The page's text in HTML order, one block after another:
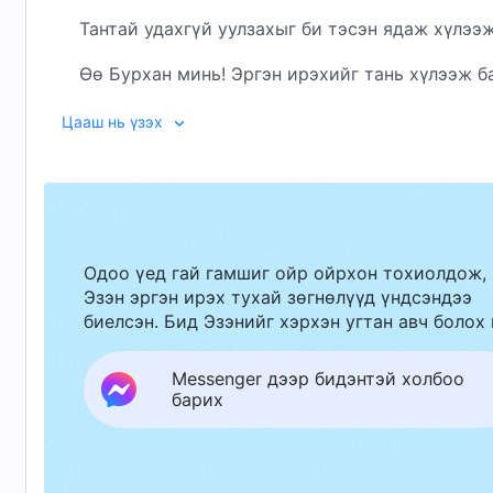
Тантай удахгүй уулзахыг би тэсэн ядаж
Өө Бурхан минь! Эргэн ирэхийг тань хүлээж
Намайг битгий орхиоч, би Тангүйгээр байж
Байгаа бүхнээ өргөхөөр би чимээгүйхэн зориг
Таны санаа зорилгыг хангахын төлөө л Таны
Өө Бурхан минь! Хайрыг минь Та хүлээх
Таныг хангалуун байлгахаар хамаг зүрх,
Цааш нь үзэх
Одоо үед гай гамшиг ойр ойрхон тохиолдож,
Эзэн эргэн ирэх тухай зөгнөлүүд үндсэндээ
биелсэн. Бид Эзэнийг хэрхэн угтан авч болох
Messenger дээр бидэнтэй холбоо
барих